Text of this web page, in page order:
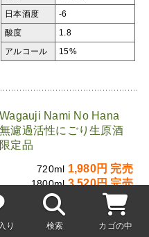
日本酒度 -6
酸度 1.8
アルコール 15%
Wagauji Nami No Hana
無濾過活性にごり生原酒
限定品
720ml 1,980円 完売
1800ml3,520円 完売
り 検索 カゴの中